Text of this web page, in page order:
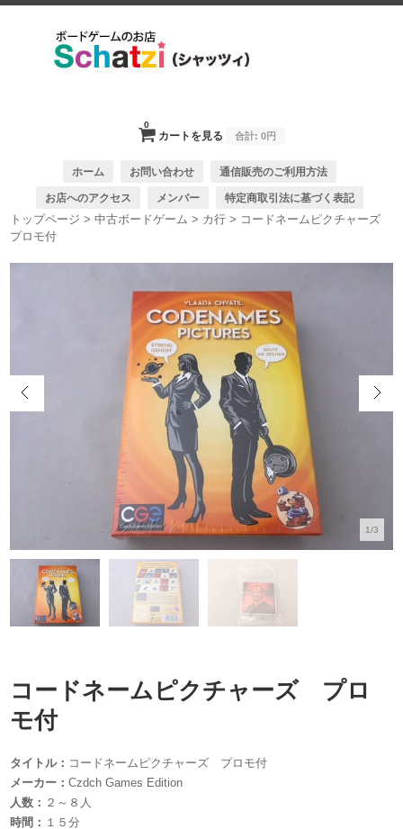
カートを見る
0
合計: 0円
ホーム お問い合わせ 通信販売のご利用方法
お店へのアクセス メンバー 特定商取引法に基づく表記
トップページ >中古ボードゲーム > カ行 > コードネームピクチャーズ
プロモ付
1/3
コードネームピクチャーズ プロ
モ付
タイトル： コードネームピクチャーズ プロモ付
メーカー：Czdch Games Edition
人数： ２～８人
時間： １５分